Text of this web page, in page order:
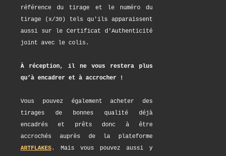
référence du tirage et le numéro du
tirage (x/30) tels qu'ils apparaissent
aussi sur le Certificat d'Authenticité
joint avec le colis.
À réception, il ne vous restera plus
qu’à encadrer et à accrocher !
Vous pouvez également acheter des
tirages de bonnes qualité déjà
encadrés et prêts donc à être
accrochés auprès de la plateforme
ARTFLAKES . Mais vous pouvez aussi y